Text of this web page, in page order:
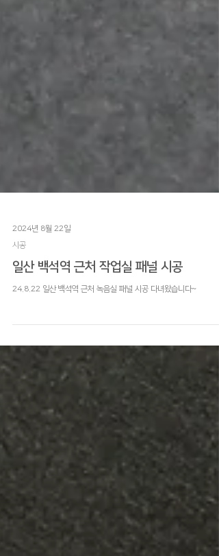
시공
일산 백석역 근처 작업실 패널 시공
24.8.22 일산 백석역 근처 녹음실 패널 시공 다녀왔습니다~